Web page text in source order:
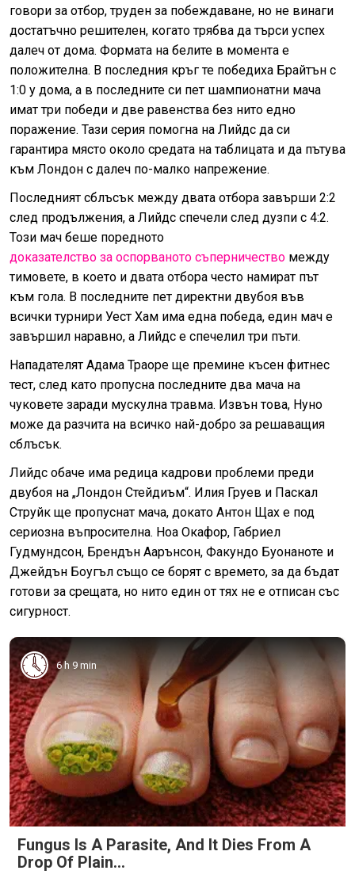
говори за отбор, труден за побеждаване, но не винаги
достатъчно решителен, когато трябва да търси успех
далеч от дома. Формата на белите в момента е
положителна. В последния кръг те победиха Брайтън с
1:0 у дома, а в последните си пет шампионатни мача
имат три победи и две равенства без нито едно
поражение. Тази серия помогна на Лийдс да си
гарантира място около средата на таблицата и да пътува
към Лондон с далеч по-малко напрежение.
Последният сблъсък между двата отбора завърши 2:2
след продължения, а Лийдс спечели след дузпи с 4:2.
Този мач беше поредното
доказателство за оспорваното съперничество между
тимовете, в което и двата отбора често намират път
към гола. В последните пет директни двубоя във
всички турнири Уест Хам има една победа, един мач е
завършил наравно, а Лийдс е спечелил три пъти.
Нападателят Адама Траоре ще премине късен фитнес
тест, след като пропусна последните два мача на
чуковете заради мускулна травма. Извън това, Нуно
може да разчита на всичко най-добро за решаващия
сблъсък.
Лийдс обаче има редица кадрови проблеми преди
двубоя на „Лондон Стейдиъм“. Илия Груев и Паскал
Струйк ще пропуснат мача, докато Антон Щах е под
сериозна въпросителна. Ноа Окафор, Габриел
Гудмундсон, Брендън Аарънсон, Факундо Буонаноте и
Джейдън Боугъл също се борят с времето, за да бъдат
готови за срещата, но нито един от тях не е отписан със
сигурност.
6 h 9 min
Fungus Is A Parasite, And It Dies From A
Drop Of Plain...